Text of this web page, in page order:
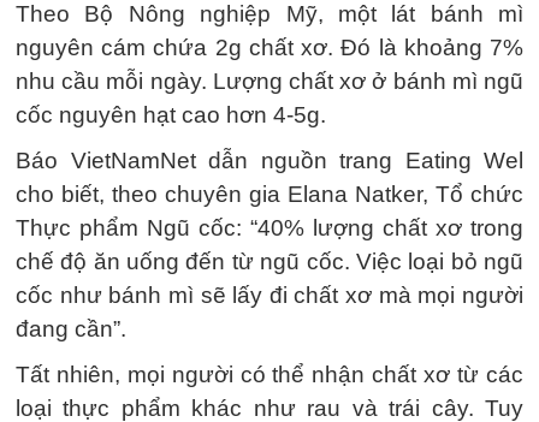
Theo Bộ Nông nghiệp Mỹ, một lát bánh mì
nguyên cám chứa 2g chất xơ. Đó là khoảng 7%
nhu cầu mỗi ngày. Lượng chất xơ ở bánh mì ngũ
cốc nguyên hạt cao hơn 4-5g.
Báo VietNamNet dẫn nguồn trang Eating Wel
cho biết, theo chuyên gia Elana Natker, Tổ chức
Thực phẩm Ngũ cốc: “40% lượng chất xơ trong
chế độ ăn uống đến từ ngũ cốc. Việc loại bỏ ngũ
cốc như bánh mì sẽ lấy đi chất xơ mà mọi người
đang cần”.
Tất nhiên, mọi người có thể nhận chất xơ từ các
loại thực phẩm khác như rau và trái cây. Tuy